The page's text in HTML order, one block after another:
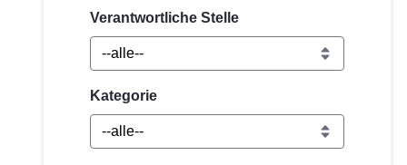
Verantwortliche Stelle
Kategorie